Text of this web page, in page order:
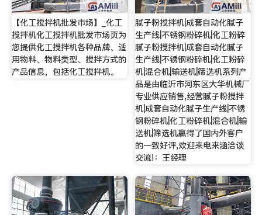
【化工搅拌机批发市场】_化工
搅拌机化工搅拌机批发市场页为
您提供化工搅拌机各种品牌、适
用物料、物料类型、搅拌方式的
产品信息，包括化工搅拌机。
腻子粉搅拌机|成套自动化腻子
生产线|不锈钢粉碎机|化工粉碎
腻子粉搅拌机|成套自动化腻子
生产线|不锈钢粉碎机|化工粉碎
机|混合机|输送机|筛选机系列产
品是由临沂市河东区大华机械厂
专业供应销售,经营腻子粉搅拌
机|成套自动化腻子生产线|不锈
钢粉碎机|化工粉碎机|混合机|输
送机|筛选机赢得了国内外客户
的一致好评,欢迎来电来涵洽谈
交流!：王经理